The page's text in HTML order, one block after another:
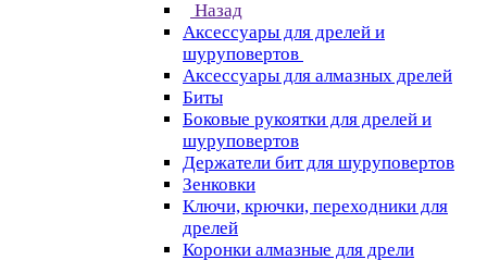
Назад
Аксессуары для дрелей и
шуруповертов
Аксессуары для алмазных дрелей
Биты
Боковые рукоятки для дрелей и
шуруповертов
Держатели бит для шуруповертов
Зенковки
Ключи, крючки, переходники для
дрелей
Коронки алмазные для дрели